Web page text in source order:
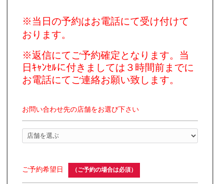
※当日の予約はお電話にて受け付けて
おります。
※返信にてご予約確定となります。当
日ｷｬﾝｾﾙに付きましては３時間前までに
お電話にてご連絡お願い致します。
お問い合わせ先の店舗をお選び下さい
ご予約希望日 （ご予約の場合は必須）